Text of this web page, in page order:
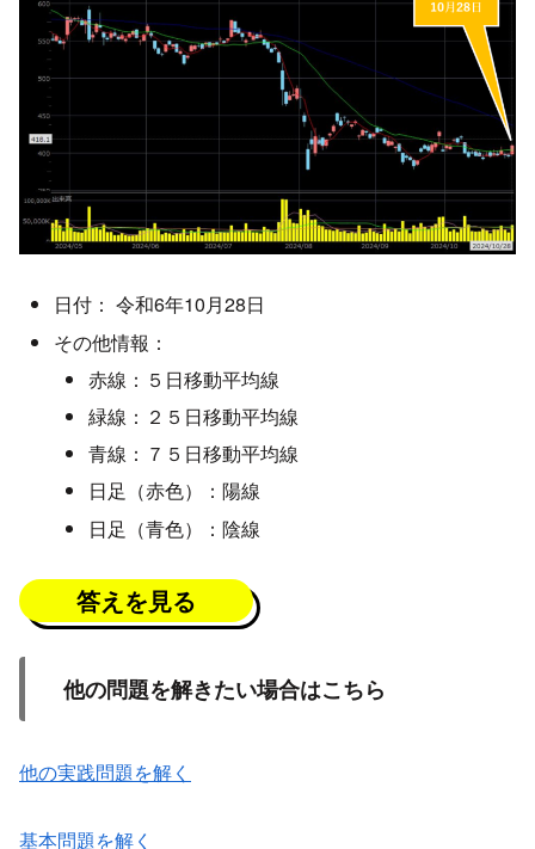
日付： 令和6年10月28日
その他情報：
赤線：５日移動平均線
緑線：２５日移動平均線
青線：７５日移動平均線
日足（赤色）：陽線
日足（青色）：陰線
答えを見る
他の問題を解きたい場合はこちら
他の実践問題を解く
基本問題を解く